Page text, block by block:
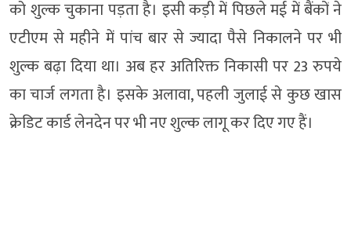
को शुल्क चुकाना पड़ता है। इसी कड़ी में पिछले मई में बैंकों ने
एटीएम से महीने में पांच बार से ज्यादा पैसे निकालने पर भी
शुल्क बढ़ा दिया था। अब हर अतिरिक्त निकासी पर 23 रुपये
का चार्ज लगता है। इसके अलावा, पहली जुलाई से कुछ खास
क्रेडिट कार्ड लेनदेन पर भी नए शुल्क लागू कर दिए गए हैं।